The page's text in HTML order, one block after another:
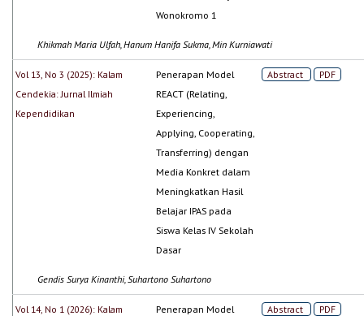
Wonokromo 1
Khikmah Maria Ulfah, Hanum Hanifa Sukma, Min Kurniawati
Vol 13, No 3 (2025): Kalam
Cendekia: Jurnal Ilmiah
Kependidikan
Penerapan Model
REACT (Relating,
Experiencing,
Applying, Cooperating,
Transferring) dengan
Media Konkret dalam
Meningkatkan Hasil
Belajar IPAS pada
Siswa Kelas IV Sekolah
Dasar
Abstract PDF
Gendis Surya Kinanthi, Suhartono Suhartono
Vol 14, No 1 (2026): Kalam
Penerapan Model
Abstract PDF